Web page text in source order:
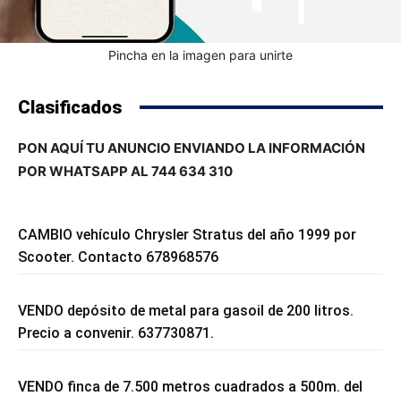
Pincha en la imagen para unirte
Clasificados
PON AQUÍ TU ANUNCIO ENVIANDO LA INFORMACIÓN
POR WHATSAPP AL 744 634 310
CAMBIO vehículo Chrysler Stratus del año 1999 por
Scooter. Contacto 678968576
VENDO depósito de metal para gasoil de 200 litros.
Precio a convenir. 637730871.
VENDO finca de 7.500 metros cuadrados a 500m. del